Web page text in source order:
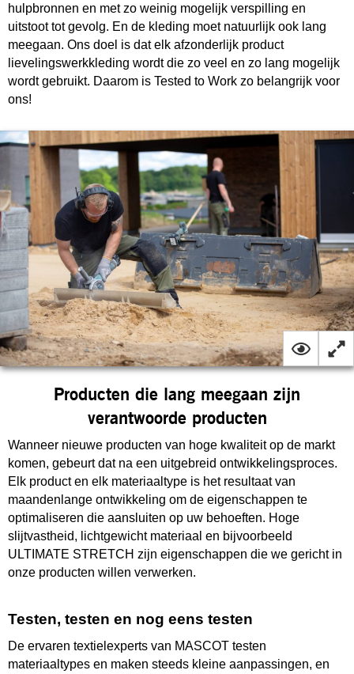
hulpbronnen en met zo weinig mogelijk verspilling en
uitstoot tot gevolg. En de kleding moet natuurlijk ook lang
meegaan. Ons doel is dat elk afzonderlijk product
lievelingswerkkleding wordt die zo veel en zo lang mogelijk
wordt gebruikt. Daarom is Tested to Work zo belangrijk voor
ons!
Producten die lang meegaan zijn
verantwoorde producten
Wanneer nieuwe producten van hoge kwaliteit op de markt
komen, gebeurt dat na een uitgebreid ontwikkelingsproces.
Elk product en elk materiaaltype is het resultaat van
maandenlange ontwikkeling om de eigenschappen te
optimaliseren die aansluiten op uw behoeften. Hoge
slijtvastheid, lichtgewicht materiaal en bijvoorbeeld
ULTIMATE STRETCH zijn eigenschappen die we gericht in
onze producten willen verwerken.
Testen, testen en nog eens testen
De ervaren textielexperts van MASCOT testen
materiaaltypes en maken steeds kleine aanpassingen, en